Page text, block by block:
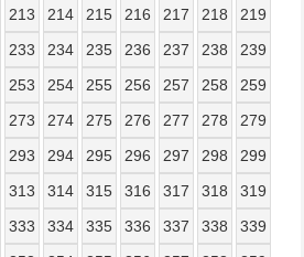
213 214 215 216 217 218
219
233 234 235 236 237 238
239
253 254 255 256 257 258
259
273 274 275 276 277 278
279
293 294 295 296 297 298
299
313 314 315 316 317 318
319
333 334 335 336 337 338
339